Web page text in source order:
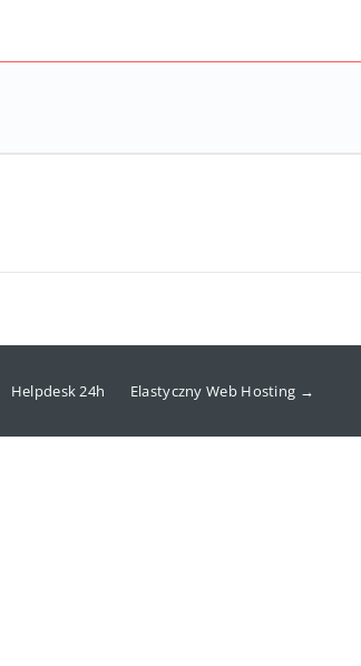
Helpdesk 24h Elastyczny Web Hosting →